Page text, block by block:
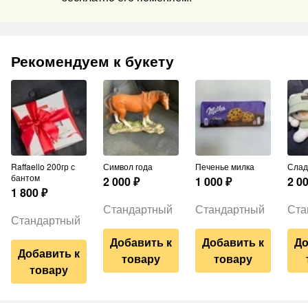
Рекомендуем к букету
Raffaello 200гр с
бантом
1 800₽
Стандартный
Добавить к
товару
Символ года
2 000₽
Стандартный
Добавить к
товару
Печенье милка
1 000₽
Стандартный
Добавить к
товару
2